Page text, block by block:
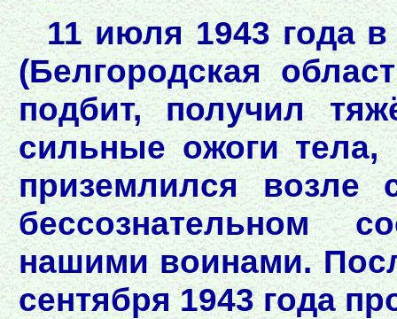
11 июля 1943 года
(Белгородская
подбит, получил
сильные ожоги
приземлился
бессознательном
нашими воинами.
сентября 1943 года